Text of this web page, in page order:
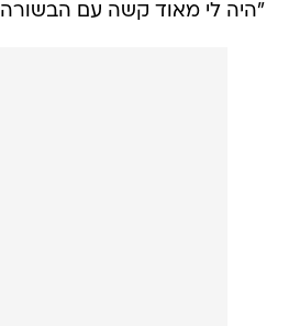
"היה לי מאוד קשה עם